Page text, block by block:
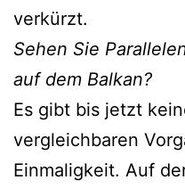
verkürzt.
Sehen Sie
auf dem Balkan?
Es gibt bis jetzt
vergleichbaren
Einmaligkeit. Auf